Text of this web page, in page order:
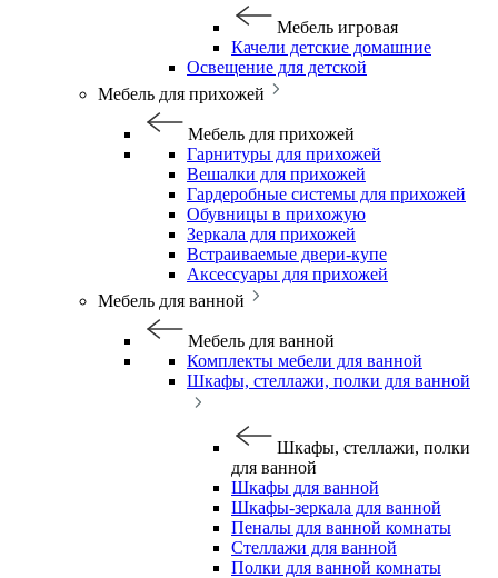
Мебель игровая
Качели детские домашние
Освещение для детской
Мебель для прихожей
Мебель для прихожей
Гарнитуры для прихожей
Вешалки для прихожей
Гардеробные системы для прихожей
Обувницы в прихожую
Зеркала для прихожей
Встраиваемые двери-купе
Аксессуары для прихожей
Мебель для ванной
Мебель для ванной
Комплекты мебели для ванной
Шкафы, стеллажи, полки для ванной
Шкафы, стеллажи, полки
для ванной
Шкафы для ванной
Шкафы-зеркала для ванной
Пеналы для ванной комнаты
Стеллажи для ванной
Полки для ванной комнаты